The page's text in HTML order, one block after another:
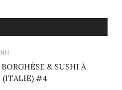
& SUSHI À
(ITALIE) #4